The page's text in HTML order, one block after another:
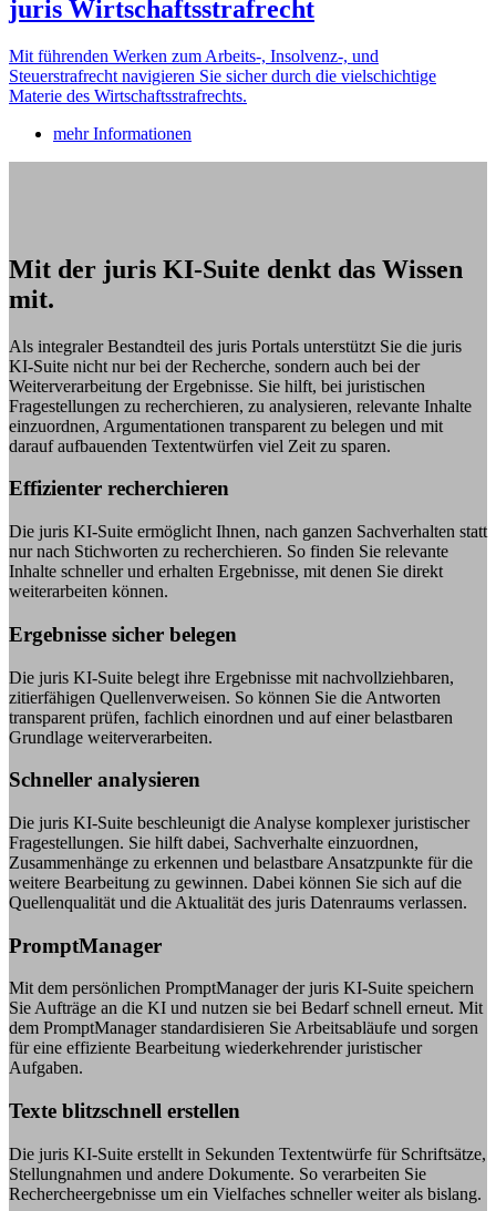
juris Wirtschaftsstrafrecht
Mit führenden Werken zum Arbeits-, Insolvenz-, und
Steuerstrafrecht navigieren Sie sicher durch die vielschichtige
Materie des Wirtschaftsstrafrechts.
mehr Informationen
Mit der juris KI-Suite denkt das Wissen
mit.
Als integraler Bestandteil des juris Portals unterstützt Sie die juris
KI-Suite nicht nur bei der Recherche, sondern auch bei der
Weiterverarbeitung der Ergebnisse. Sie hilft, bei juristischen
Fragestellungen zu recherchieren, zu analysieren, relevante Inhalte
einzuordnen, Argumentationen transparent zu belegen und mit
darauf aufbauenden Textentwürfen viel Zeit zu sparen.
Effizienter recherchieren
Die juris KI-Suite ermöglicht Ihnen, nach ganzen Sachverhalten statt
nur nach Stichworten zu recherchieren. So finden Sie relevante
Inhalte schneller und erhalten Ergebnisse, mit denen Sie direkt
weiterarbeiten können.
Ergebnisse sicher belegen
Die juris KI-Suite belegt ihre Ergebnisse mit nachvollziehbaren,
zitierfähigen Quellenverweisen. So können Sie die Antworten
transparent prüfen, fachlich einordnen und auf einer belastbaren
Grundlage weiterverarbeiten.
Schneller analysieren
Die juris KI-Suite beschleunigt die Analyse komplexer juristischer
Fragestellungen. Sie hilft dabei, Sachverhalte einzuordnen,
Zusammenhänge zu erkennen und belastbare Ansatzpunkte für die
weitere Bearbeitung zu gewinnen. Dabei können Sie sich auf die
Quellenqualität und die Aktualität des juris Datenraums verlassen.
PromptManager
Mit dem persönlichen PromptManager der juris KI-Suite speichern
Sie Aufträge an die KI und nutzen sie bei Bedarf schnell erneut. Mit
dem PromptManager standardisieren Sie Arbeitsabläufe und sorgen
für eine effiziente Bearbeitung wiederkehrender juristischer
Aufgaben.
Texte blitzschnell erstellen
Die juris KI-Suite erstellt in Sekunden Textentwürfe für Schriftsätze,
Stellungnahmen und andere Dokumente. So verarbeiten Sie
Rechercheergebnisse um ein Vielfaches schneller weiter als bislang.